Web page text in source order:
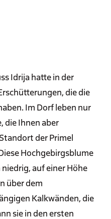
Idrija hatte in der
die die
Im Dorf leben nur
die Ihnen aber
der Primel
Hochgebirgsblume
auf einer Höhe
über dem
Kalkwänden, die
sie in den ersten